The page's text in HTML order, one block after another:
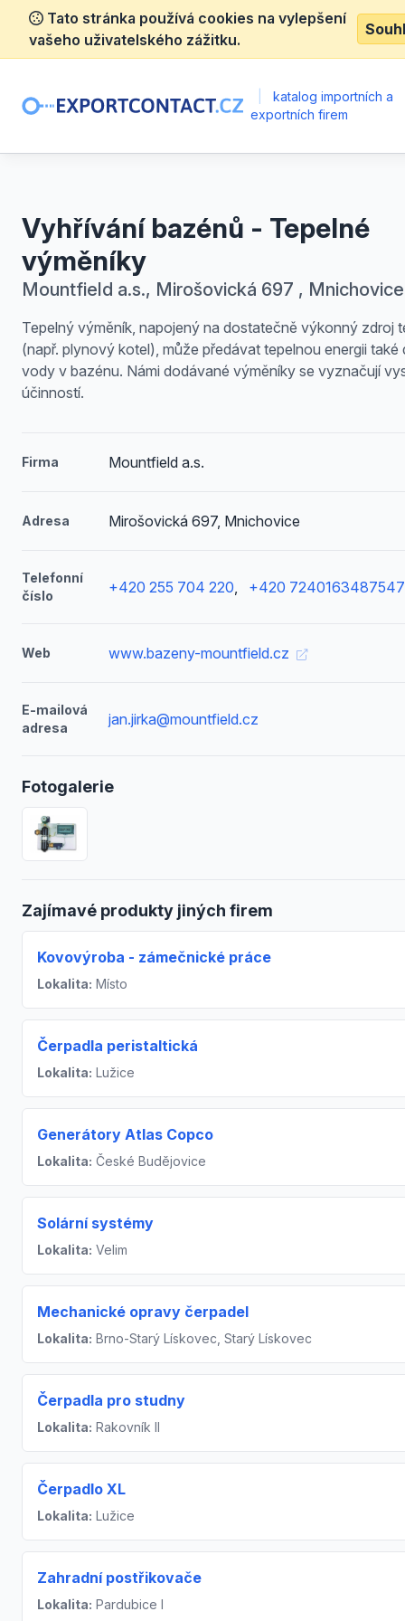
Tato stránka používá cookies na vylepšení
vašeho uživatelského zážitku.
katalog importních a
exportních firem
Vyhřívání bazénů - Tepelné
výměníky
Mountfield a.s., Mirošovická 697 , Mnichovice
Tepelný výměník, napojený na dostatečně výkonný zdroj
(např. plynový kotel), může předávat tepelnou energii také
vody v bazénu. Námi dodávané výměníky se vyznačují
účinností.
Firma Mountfield a.s.
Adresa Mirošovická 697, Mnichovice
Telefonní
číslo
+420 255 704 220, +420
Web www.bazeny-mountfield.cz
E-mailová
adresa
jan.jirka@mountfield.cz
Fotogalerie
Zajímavé produkty jiných firem
Kovovýroba - zámečnické práce
Lokalita: Místo
Čerpadla peristaltická
Lokalita: Lužice
Generátory Atlas Copco
Lokalita: České Budějovice
Solární systémy
Lokalita: Velim
Mechanické opravy čerpadel
Lokalita: Brno-Starý Lískovec, Starý Lískovec
Čerpadla pro studny
Lokalita: Rakovník II
Čerpadlo XL
Lokalita: Lužice
Zahradní postřikovače
Lokalita: Pardubice I